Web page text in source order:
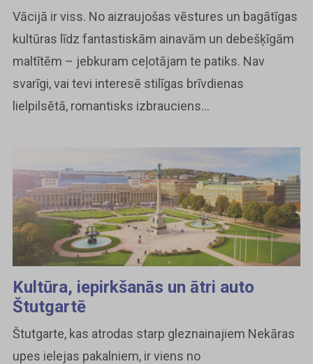
Vācijā ir viss. No aizraujošas vēstures un bagātīgas
kultūras līdz fantastiskām ainavām un debešķīgām
maltītēm – jebkuram ceļotājam te patiks. Nav
svarīgi, vai tevi interesē stilīgas brīvdienas
lielpilsētā, romantisks izbrauciens...
Kultūra, iepirkšanās un ātri auto
Štutgartē
Štutgarte, kas atrodas starp gleznainajiem Nekāras
upes ielejas pakalniem, ir viens no